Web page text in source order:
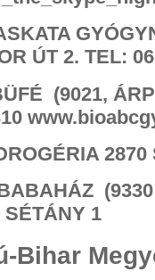
ÚT 2. TEL:
(9021,
2870
(9330
SÉTÁNY 1
Bihar